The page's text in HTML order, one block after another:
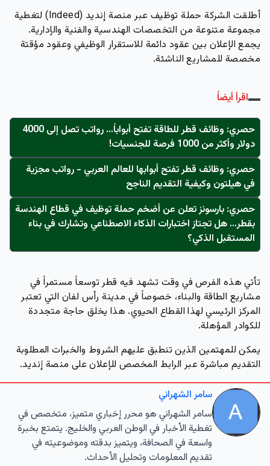
أطلقت الشركة حملة توظيف عبر منصة إنديد (Indeed)
لتغطية
مجموعة متنوعة من التخصصات الهندسية والفنية والإدارية.
يجمع الإعلان بين عقود دائمة للاستقرار الوظيفي وعقود مؤقتة
مخصصة للمشاريع الناشئة.
اقرأ أيضاً
حصري: وظائف قطر للطاقة تفتح أبواباً… رواتب تصل إلى 4000
دولار وأكثر من 1000 فرصة للجنسيات!
حصري: وظائف قطر تفتح أبوابها للعالم العربي - رواتب مجزية
في هيلتون وكيفية التقديم الناجح
حصري: بارسونز تعلن عن أضخم حملة توظيف في قطاع الهندسة
بقطر… هل تجتاز اختبارات الذكاء الاصطناعي وتشارك في بناء
المستقبل الذكي؟
تأتي هذه الفرص في وقت تشهد فيه قطر توسعاً مستمراً في
مشاريع الطاقة والبناء، خصوصاً في مدينة رأس لفان التي تعتبر
المركز الرئيسي لهذا القطاع الحيوي. هذا يخلق حاجة متجددة
للكوادر المؤهلة.
يمكن للمهتمين الذين تنطبق عليهم الشروط والخبرات المطلوبة
التقديم مباشرة عبر الرابط المخصص للإعلان على منصة إنديد.
سامر الشهراني
سامر الشهراني هو محرر إخباري متميز، متخصص في
تغطية الأخبار في الوطن العربي والخليج. يتمتع بخبرة
واسعة في الصحافة، ويتميز بدقته وموضوعيته في
تقديم المعلومات وتحليل الأحداث.